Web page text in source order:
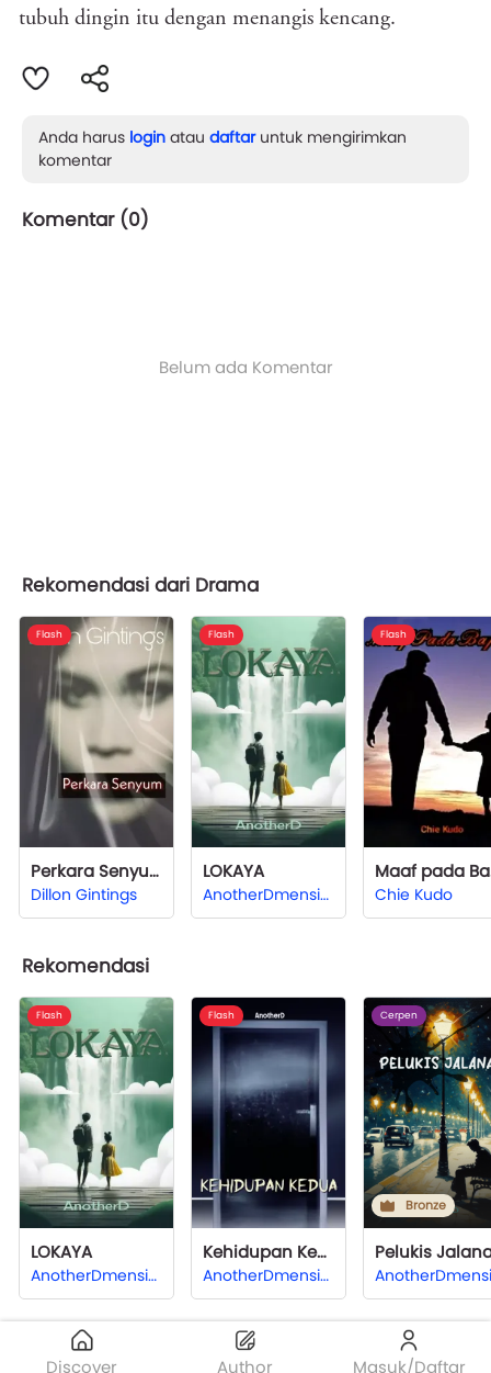
Discover Author Masuk/Daftar
tubuh dingin itu dengan menangis kencang.
Anda harus login atau daftaruntuk mengirimkan
komentar
Komentar (0)
Belum ada Komentar
Rekomendasi dari Drama
Flash
Perkara Senyum
Dillon Gintings
Flash
LOKAYA
AnotherDmension
Flash
Chie Kudo
Rekomendasi
Flash
LOKAYA
AnotherDmension
Flash
Kehidupan Kedua
AnotherDmension
Cerpen
Bronze
Pelukis